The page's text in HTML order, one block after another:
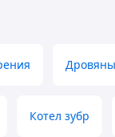
Котел зубр